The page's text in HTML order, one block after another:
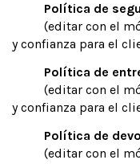
Política de
(editar con el
y confianza para el
Política de
(editar con el
y confianza para el
Política de
(editar con el